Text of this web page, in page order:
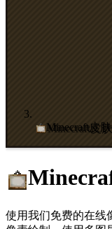
Minecraft皮
使用我们免费的在线